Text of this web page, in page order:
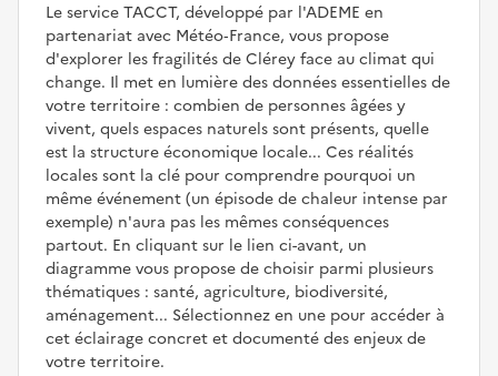
Le service TACCT, développé par l'ADEME en
partenariat avec Météo‑France, vous propose
d'explorer les fragilités de Clérey face au climat qui
change. Il met en lumière des données essentielles de
votre territoire : combien de personnes âgées y
vivent, quels espaces naturels sont présents, quelle
est la structure économique locale... Ces réalités
locales sont la clé pour comprendre pourquoi un
même événement (un épisode de chaleur intense par
exemple) n'aura pas les mêmes conséquences
partout. En cliquant sur le lien ci-avant, un
diagramme vous propose de choisir parmi plusieurs
thématiques : santé, agriculture, biodiversité,
aménagement... Sélectionnez en une pour accéder à
cet éclairage concret et documenté des enjeux de
votre territoire.